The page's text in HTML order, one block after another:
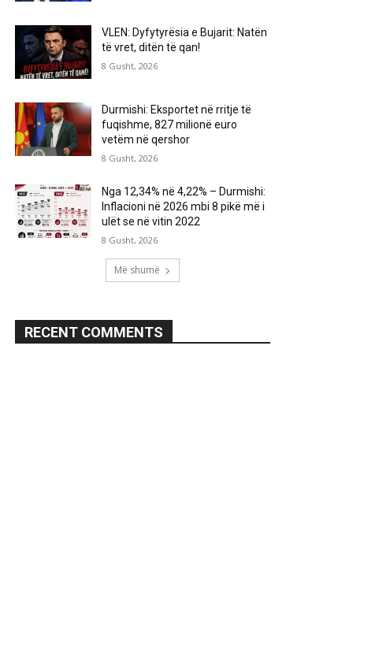
VLEN: Dyfytyrësia e Bujarit: Natën
të vret, ditën të qan!
8 Gusht, 2026
Durmishi: Eksportet në rritje të
fuqishme, 827 milionë euro
vetëm në qershor
8 Gusht, 2026
Nga 12,34% në 4,22% – Durmishi:
Inflacioni në 2026 mbi 8 pikë më i
ulët se në vitin 2022
8 Gusht, 2026
Më shumë
RECENT COMMENTS